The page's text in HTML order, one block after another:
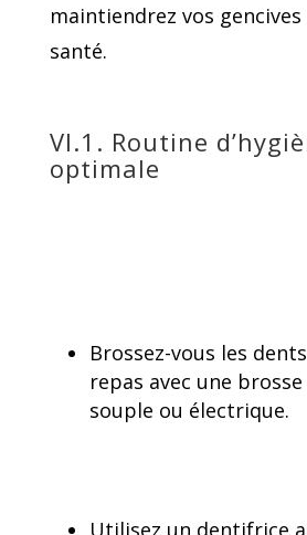
maintiendrez vos
santé.
VI.1. Routine
optimale
Brossez-vous les
repas avec une
souple ou électrique.
Utilisez un dentifrice